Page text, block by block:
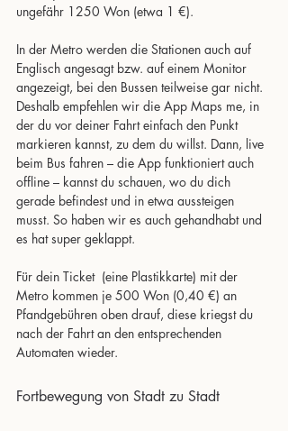
ungefähr 1250 Won (etwa 1 €).
In der Metro werden die Stationen auch auf
Englisch angesagt bzw. auf einem Monitor
angezeigt, bei den Bussen teilweise gar nicht.
Deshalb empfehlen wir die App Maps me, in
der du vor deiner Fahrt einfach den Punkt
markieren kannst, zu dem du willst. Dann, live
beim Bus fahren – die App funktioniert auch
offline – kannst du schauen, wo du dich
gerade befindest und in etwa aussteigen
musst. So haben wir es auch gehandhabt und
es hat super geklappt.
Für dein Ticket  (eine Plastikkarte) mit der
Metro kommen je 500 Won (0,40 €) an
Pfandgebühren oben drauf, diese kriegst du
nach der Fahrt an den entsprechenden
Automaten wieder.
Fortbewegung von Stadt zu Stadt